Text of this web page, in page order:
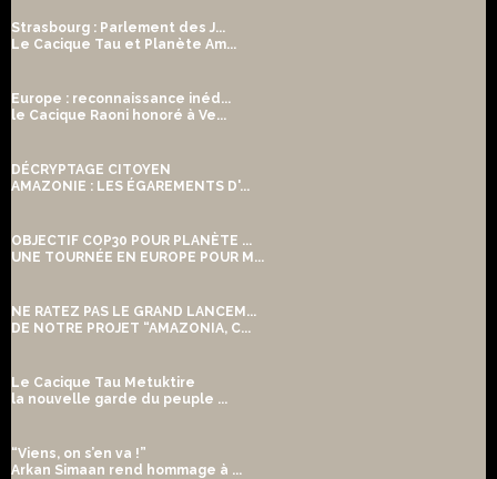
Strasbourg : Parlement des J...
Le Cacique Tau et Planète Am...
Europe : reconnaissance inéd...
le Cacique Raoni honoré à Ve...
DÉCRYPTAGE CITOYEN
AMAZONIE : LES ÉGAREMENTS D'...
OBJECTIF COP30 POUR PLANÈTE ...
UNE TOURNÉE EN EUROPE POUR M...
NE RATEZ PAS LE GRAND LANCEM...
DE NOTRE PROJET “AMAZONIA, C...
Le Cacique Tau Metuktire
la nouvelle garde du peuple ...
“Viens, on s’en va !”
Arkan Simaan rend hommage à ...